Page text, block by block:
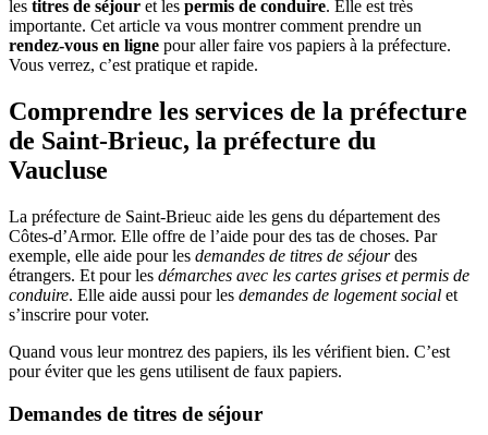
les titres de séjour et les permis de conduire. Elle est très
importante. Cet article va vous montrer comment prendre un
rendez-vous en ligne pour aller faire vos papiers à la préfecture.
Vous verrez, c’est pratique et rapide.
Comprendre les services de la préfecture
de Saint-Brieuc, la préfecture du
Vaucluse
La préfecture de Saint-Brieuc aide les gens du département des
Côtes-d’Armor. Elle offre de l’aide pour des tas de choses. Par
exemple, elle aide pour les demandes de titres de séjourdes
étrangers. Et pour les démarches avec les cartes grises et permis de
conduire. Elle aide aussi pour les demandes de logement social et
s’inscrire pour voter.
Quand vous leur montrez des papiers, ils les vérifient bien. C’est
pour éviter que les gens utilisent de faux papiers.
Demandes de titres de séjour